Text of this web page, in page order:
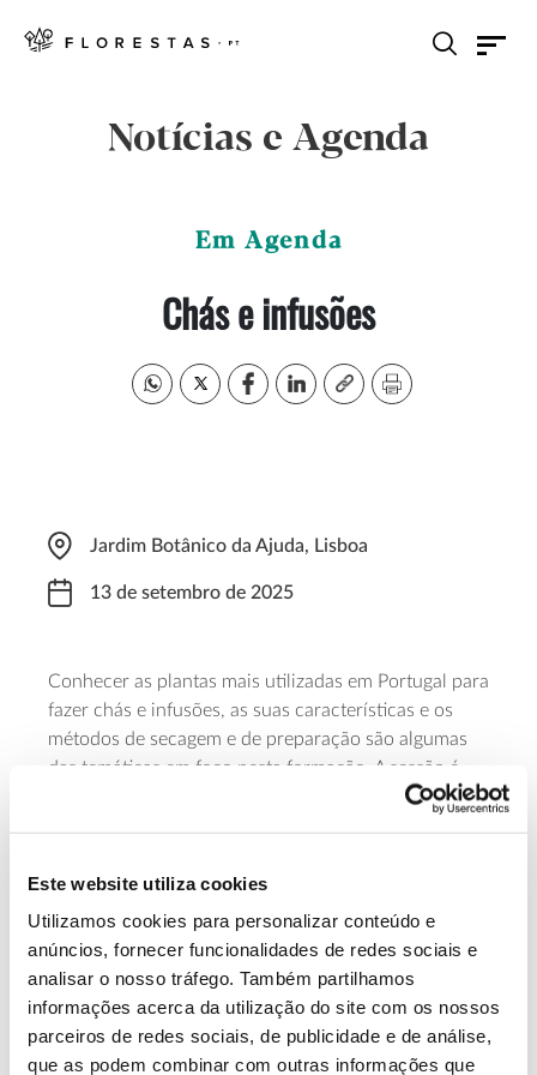
Este website utiliza cookies
Utilizamos cookies para personalizar conteúdo e
anúncios, fornecer funcionalidades de redes sociais e
analisar o nosso tráfego. Também partilhamos
informações acerca da utilização do site com os nossos
parceiros de redes sociais, de publicidade e de análise,
que as podem combinar com outras informações que
Notícias e Agenda
Em Agenda
Chás e infusões
Jardim Botânico da Ajuda, Lisboa
13 de setembro de 2025
Conhecer as plantas mais utilizadas em Portugal para
fazer chás e infusões, as suas características e os
métodos de secagem e de preparação são algumas
das temáticas em foco nesta formação. A sessão é
promovida pela Associação dos Amigos do Jardim
Saber mais
13.07.2026
Genoma do priolo e de outras espécies em risco: